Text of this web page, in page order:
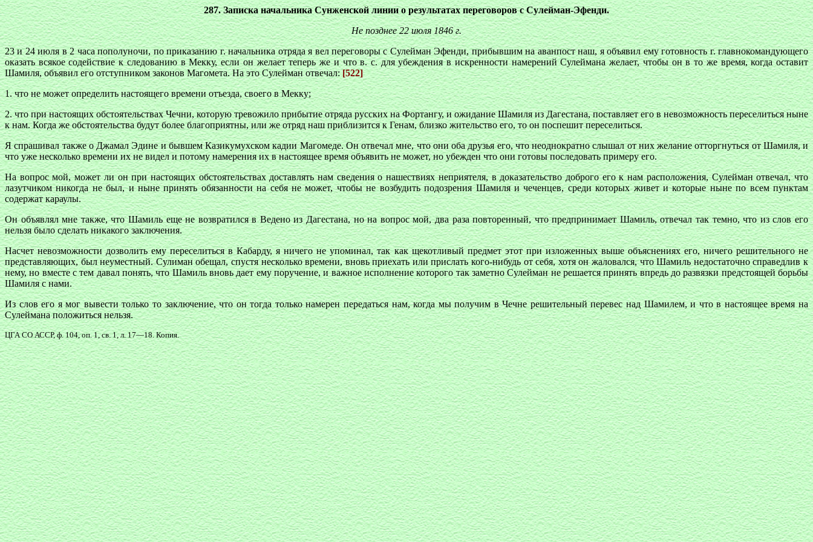
287. Записка начальника Сунженской линии о результатах переговоров с Сулейман-Эфенди.
Не позднее 22 июля 1846 г.
23 и 24 июля в 2 часа пополуночи, по приказанию г. начальника отряда я вел переговоры с Сулейман Эфенди, прибывшим на аванпост наш, я объявил ему готовность г. главнокомандующего
оказать всякое содействие к следованию в Мекку, если он желает теперь же и что в. с. для убеждения в искренности намерений Сулеймана желает, чтобы он в то же время, когда оставит
Шамиля, объявил его отступником законов Магомета. На это Сулейман отвечал: [522]
1. что не может определить настоящего времени отъезда, своего в Мекку;
2. что при настоящих обстоятельствах Чечни, которую тревожило прибытие отряда русских на Фортангу, и ожидание Шамиля из Дагестана, поставляет его в невозможность переселиться ныне
к нам. Когда же обстоятельства будут более благоприятны, или же отряд наш приблизится к Генам, близко жительство его, то он поспешит переселиться.
Я спрашивал также о Джамал Эдине и бывшем Казикумухском кадии Магомеде. Он отвечал мне, что они оба друзья его, что неоднократно слышал от них желание отторгнуться от Шамиля, и
что уже несколько времени их не видел и потому намерения их в настоящее время объявить не может, но убежден что они готовы последовать примеру его.
На вопрос мой, может ли он при настоящих обстоятельствах доставлять нам сведения о нашествиях неприятеля, в доказательство доброго его к нам расположения, Сулейман отвечал, что
лазутчиком никогда не был, и ныне принять обязанности на себя не может, чтобы не возбудить подозрения Шамиля и чеченцев, среди которых живет и которые ныне по всем пунктам
содержат караулы.
Он объявлял мне также, что Шамиль еще не возвратился в Ведено из Дагестана, но на вопрос мой, два раза повторенный, что предпринимает Шамиль, отвечал так темно, что из слов его
нельзя было сделать никакого заключения.
Насчет невозможности дозволить ему переселиться в Кабарду, я ничего не упоминал, так как щекотливый предмет этот при изложенных выше объяснениях его, ничего решительного не
представляющих, был неуместный. Сулиман обещал, спустя несколько времени, вновь приехать или прислать кого-нибудь от себя, хотя он жаловался, что Шамиль недостаточно справедлив к
нему, но вместе с тем давал понять, что Шамиль вновь дает ему поручение, и важное исполнение которого так заметно Сулейман не решается принять впредь до развязки предстоящей борьбы
Шамиля с нами.
Из слов его я мог вывести только то заключение, что он тогда только намерен передаться нам, когда мы получим в Чечне решительный перевес над Шамилем, и что в настоящее время на
Сулеймана положиться нельзя.
ЦГА СО АССР, ф. 104, оп. 1, св. 1, л. 17—18. Копия.